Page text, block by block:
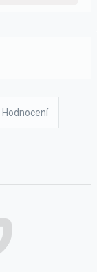
Hodnocení